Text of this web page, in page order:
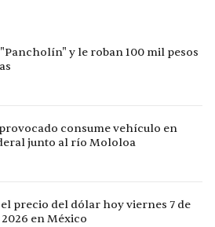
y le roban 100 mil pesos
consume vehículo en
junto al río Mololoa
precio del dólar hoy viernes 7 de
en México